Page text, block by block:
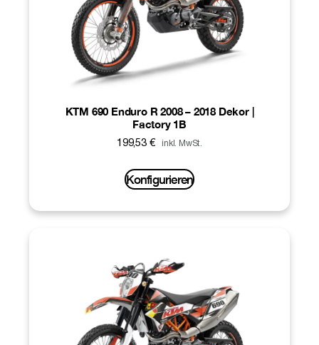
KTM 690 Enduro R 2008 – 2018 Dekor |
Factory 1B
199,53 € inkl. MwSt.
Konfigurieren